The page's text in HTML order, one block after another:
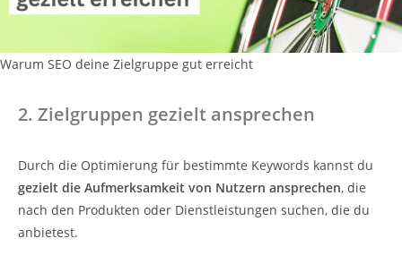
Warum SEO deine Zielgruppe gut erreicht
2. Zielgruppen gezielt ansprechen
Durch die Optimierung für bestimmte Keywords kannst du
gezielt die Aufmerksamkeit von Nutzern ansprechen, die
nach den Produkten oder Dienstleistungen suchen, die du
anbietest.